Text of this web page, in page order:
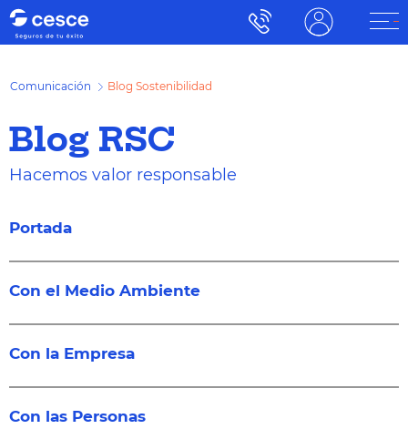
Comunicación Blog Sostenibilidad
Blog RSC
Hacemos valor responsable
Portada
Con el Medio Ambiente
Con la Empresa
Con las Personas